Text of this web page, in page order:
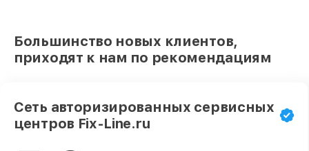
Большинство новых клиентов,
приходят к нам по рекомендациям
Сеть авторизированных сервисных
центров Fix-Line.ru